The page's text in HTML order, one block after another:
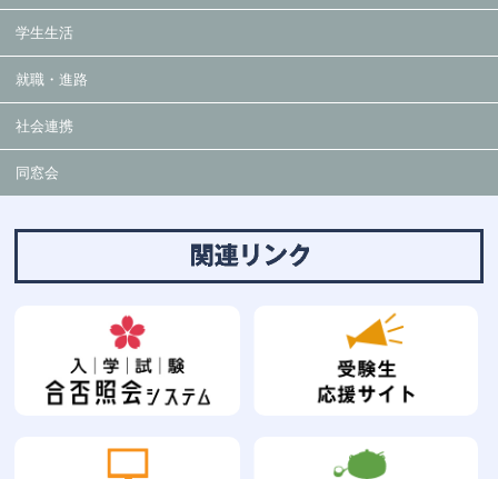
学生生活
就職・進路
社会連携
同窓会